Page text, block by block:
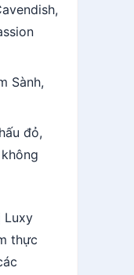
Sành,
đỏ,
Luxy
thực